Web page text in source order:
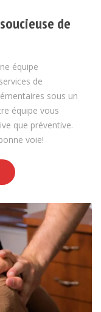
de
équipe
de
sous un
équipe vous
que préventive.
voie!